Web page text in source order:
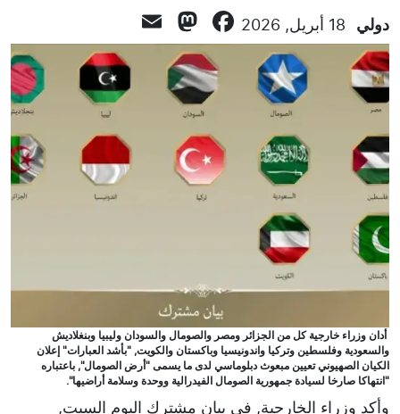
دولي 18 أبريل, 2026 Facebook
Mastodon
أدان وزراء خارجية كل من الجزائر ومصر والصومال والسودان وليبيا وبنغلاديش
والسعودية وفلسطين وتركيا واندونيسيا وباكستان والكويت, "بأشد العبارات" إعلان
الكيان الصهيوني تعيين مبعوث دبلوماسي لدى ما يسمى "أرض الصومال", باعتباره
"انتهاكا صارخا لسيادة جمهورية الصومال الفيدرالية ووحدة وسلامة أراضيها".
وأكد وزراء الخارجية, في بيان مشترك اليوم السبت,